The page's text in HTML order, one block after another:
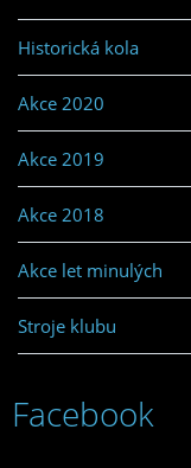
Historická kola
Akce 2020
Akce 2019
Akce 2018
Akce let minulých
Stroje klubu
Facebook